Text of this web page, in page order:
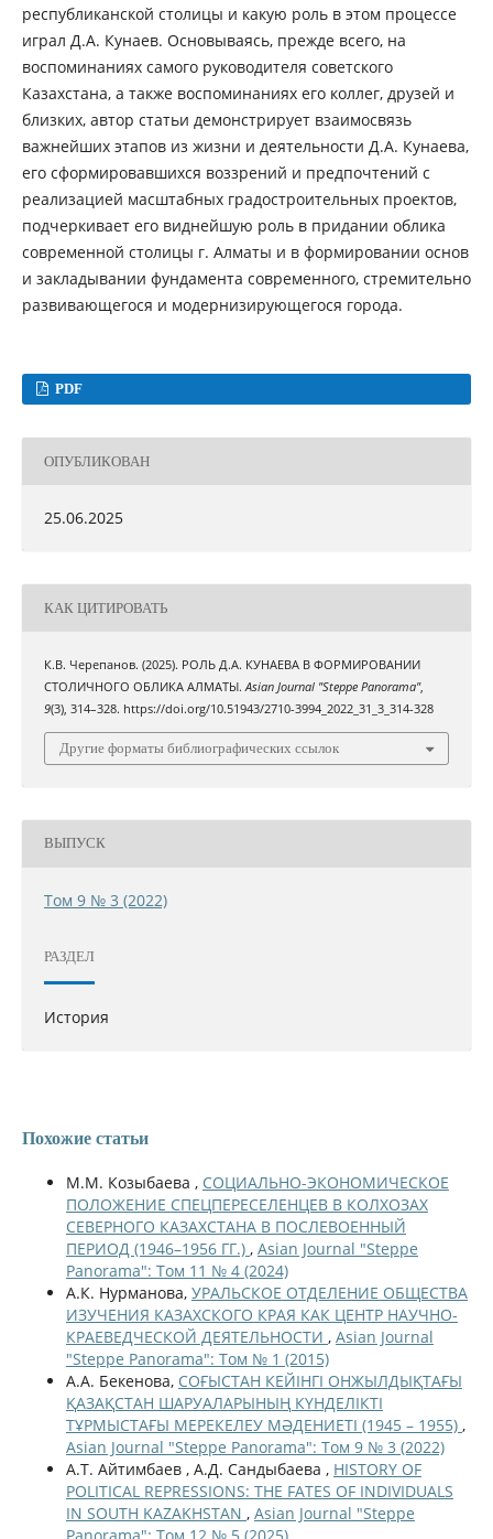
республиканской столицы и какую роль в этом процессе
играл Д.А. Кунаев. Основываясь, прежде всего, на
воспоминаниях самого руководителя советского
Казахстана, а также воспоминаниях его коллег, друзей и
близких, автор статьи демонстрирует взаимосвязь
важнейших этапов из жизни и деятельности Д.А. Кунаева,
его сформировавшихся воззрений и предпочтений с
реализацией масштабных градостроительных проектов,
подчеркивает его виднейшую роль в придании облика
современной столицы г. Алматы и в формировании основ
и закладывании фундамента современного, стремительно
развивающегося и модернизирующегося города.
PDF
ОПУБЛИКОВАН
25.06.2025
КАК ЦИТИРОВАТЬ
К.В. Черепанов. (2025). РОЛЬ Д.А. КУНАЕВА В ФОРМИРОВАНИИ
СТОЛИЧНОГО ОБЛИКА АЛМАТЫ.Asian Journal "Steppe Panorama",
9(3), 314–328. https://doi.org/10.51943/2710-3994_2022_31_3_314-328
Другие форматы библиографических ссылок
ВЫПУСК
Том 9 № 3 (2022)
РАЗДЕЛ
История
Похожие статьи
М.М. Козыбаева , СОЦИАЛЬНО-ЭКОНОМИЧЕСКОЕ
ПОЛОЖЕНИЕ СПЕЦПЕРЕСЕЛЕНЦЕВ В КОЛХОЗАХ
СЕВЕРНОГО КАЗАХСТАНА В ПОСЛЕВОЕННЫЙ
ПЕРИОД (1946–1956 ГГ.) , Asian Journal "Steppe
Panorama": Том 11 № 4 (2024)
А.К. Нурманова, УРАЛЬСКОЕ ОТДЕЛЕНИЕ ОБЩЕСТВА
ИЗУЧЕНИЯ КАЗАХСКОГО КРАЯ КАК ЦЕНТР НАУЧНО-
КРАЕВЕДЧЕСКОЙ ДЕЯТЕЛЬНОСТИ , Asian Journal
"Steppe Panorama": Том № 1 (2015)
А.А. Бекенова, СОҒЫСТАН КЕЙІНГІ ОНЖЫЛДЫҚТАҒЫ
ҚАЗАҚСТАН ШАРУАЛАРЫНЫҢ КҮНДЕЛІКТІ
ТҰРМЫСТАҒЫ МЕРЕКЕЛЕУ МӘДЕНИЕТІ (1945 – 1955) ,
Asian Journal "Steppe Panorama": Том 9 № 3 (2022)
А.Т. Айтимбаев , А.Д. Сандыбаева , HISTORY OF
POLITICAL REPRESSIONS: THE FATES OF INDIVIDUALS
IN SOUTH KAZAKHSTAN , Asian Journal "Steppe